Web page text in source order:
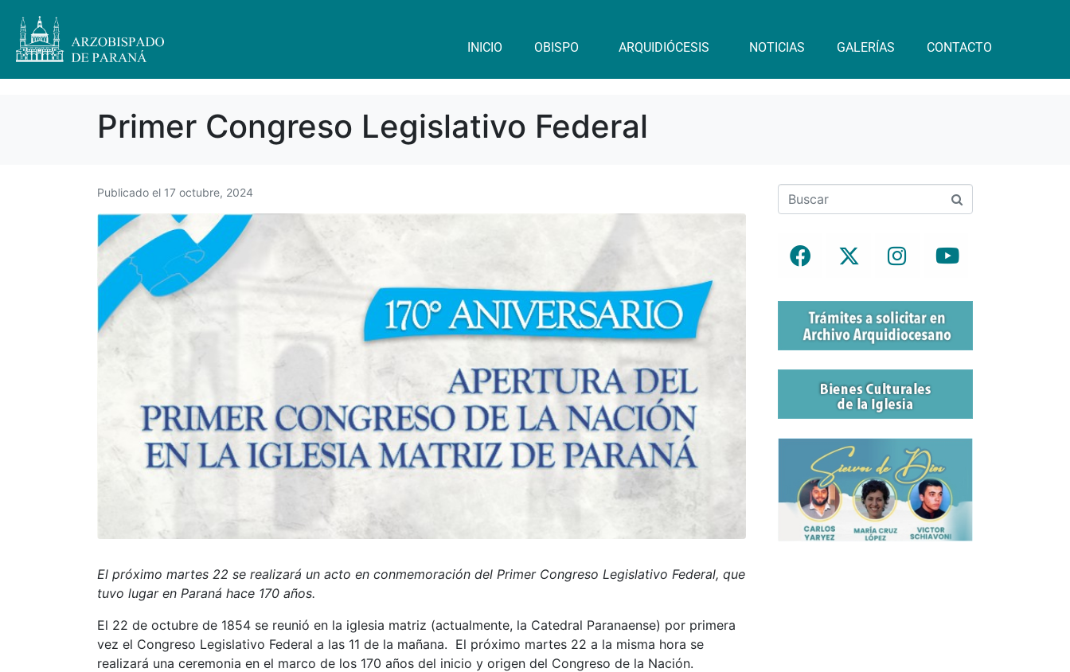
INICIO OBISPO ARQUIDIÓCESIS NOTICIAS GALERÍAS CONTACTO
Primer Congreso Legislativo Federal
Publicado el 17 octubre, 2024
El próximo martes 22 se realizará un acto en conmemoración del Primer Congreso Legislativo Federal, que
tuvo lugar en Paraná hace 170 años.
El 22 de octubre de 1854 se reunió en la iglesia matriz (actualmente, la Catedral Paranaense) por primera
vez el Congreso Legislativo Federal a las 11 de la mañana. El próximo martes 22 a la misma hora se
realizará una ceremonia en el marco de los 170 años del inicio y origen del Congreso de la Nación.